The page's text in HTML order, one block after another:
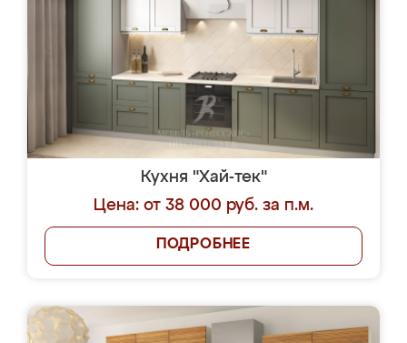
Кухня "Хай-тек"
Цена: от 38 000 руб. за п.м.
ПОДРОБНЕЕ